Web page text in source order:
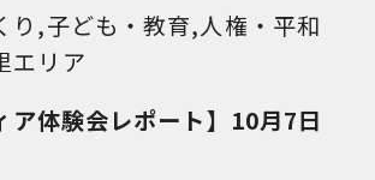
り ,子ども・教育,人権・平和
エリア
ア体験会レポート】10月7日